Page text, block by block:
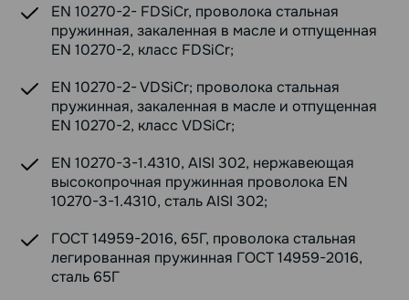
EN 10270-2- FDSiCr, проволока стальная
пружинная, закаленная в масле и отпущенная
EN 10270-2, класс FDSiCr;
EN 10270-2- VDSiCr; проволока стальная
пружинная, закаленная в масле и отпущенная
EN 10270-2, класс VDSiCr;
EN 10270-3-1.4310, AISI 302, нержавеющая
высокопрочная пружинная проволока EN
10270-3-1.4310, сталь AISI 302;
ГОСТ 14959-2016, 65Г, проволока стальная
легированная пружинная ГОСТ 14959-2016,
сталь 65Г